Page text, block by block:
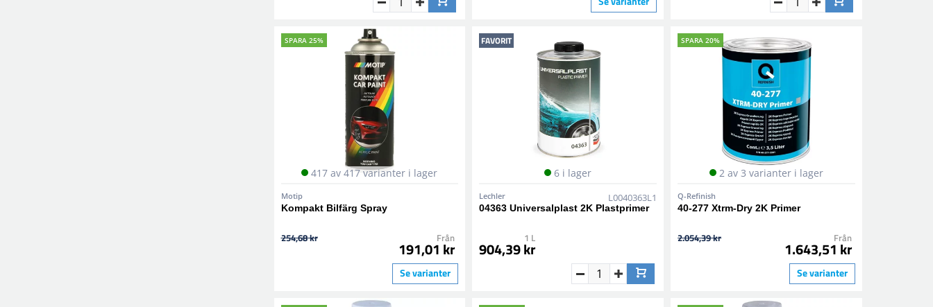
SPARA 25%
417 av 417 varianter i lager
Motip
Kompakt Bilfärg Spray
254,68 kr Från
191,01 kr
Se varianter
FAVORIT
6 i lager
Lechler L0040363L1
04363 Universalplast 2K Plastprimer
1 L
904,39 kr
SPARA 20%
2 av 3 varianter i lager
Q-Refinish
40-277 Xtrm-Dry 2K Primer
2.054,39 kr Från
1.643,51 kr
Se varianter